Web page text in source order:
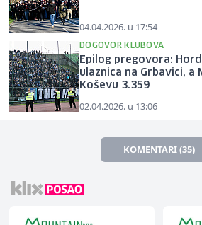
04.04.2026. u 17:54
DOGOVOR KLUBOVA
Epilog pregovora:
ulaznica na Grbavici, a
Koševu 3.359
02.04.2026. u 13:06
KOMENTARI (35)